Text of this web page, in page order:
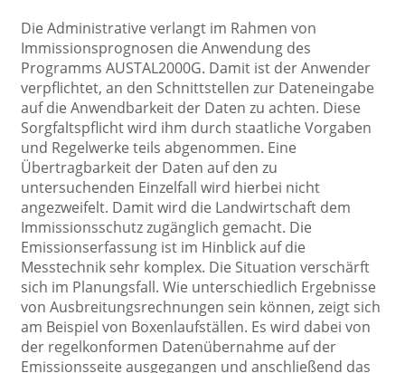
Die Administrative verlangt im Rahmen von
Immissionsprognosen die Anwendung des
Programms AUSTAL2000G. Damit ist der Anwender
verpflichtet, an den Schnittstellen zur Dateneingabe
auf die Anwendbarkeit der Daten zu achten. Diese
Sorgfaltspflicht wird ihm durch staatliche Vorgaben
und Regelwerke teils abgenommen. Eine
Übertragbarkeit der Daten auf den zu
untersuchenden Einzelfall wird hierbei nicht
angezweifelt. Damit wird die Landwirtschaft dem
Immissionsschutz zugänglich gemacht. Die
Emissionserfassung ist im Hinblick auf die
Messtechnik sehr komplex. Die Situation verschärft
sich im Planungsfall. Wie unterschiedlich Ergebnisse
von Ausbreitungsrechnungen sein können, zeigt sich
am Beispiel von Boxenlaufställen. Es wird dabei von
der regelkonformen Datenübernahme auf der
Emissionsseite ausgegangen und anschließend das